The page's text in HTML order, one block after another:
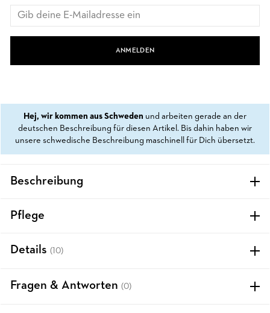
ANMELDEN
Hej, wir kommen aus Schweden und arbeiten gerade an der
deutschen Beschreibung für diesen Artikel. Bis dahin haben wir
unsere schwedische Beschreibung maschinell für Dich übersetzt.
Beschreibung
Pflege
Details (10)
Fragen & Antworten (0)